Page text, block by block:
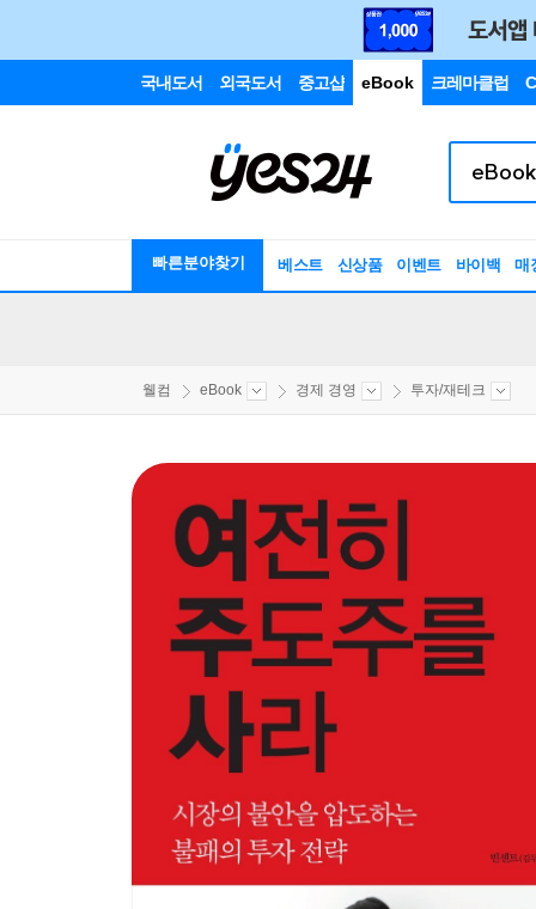
국내도서 외국도서 중고샵 eBook 크레마클럽
빠른분야찾기 베스트 신상품 이벤트 바이백 매
웰컴 eBook 경제 경영 투자/재테크